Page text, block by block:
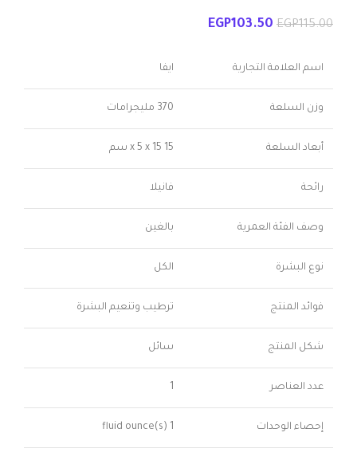
EGP115.00
EGP103.50
اسم العلامة التجارية ايفا
وزن السلعة 370 مليجرامات
أبعاد السلعة 15 x 5 x 15 سم
رائحة فانيلا
وصف الفئة العمرية بالغين
نوع البشرة الكل
فوائد المنتج ترطيب وتنعيم البشرة
شكل المنتج سائل
عدد العناصر 1
إحصاء الوحدات 1 fluid ounce(s)